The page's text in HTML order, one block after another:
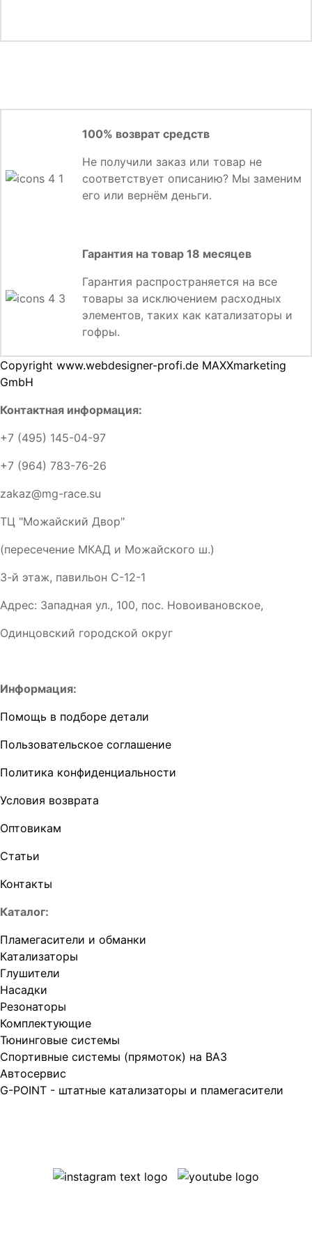
100% возврат средств
Не получили заказ или товар не
соответствует описанию? Мы заменим
его или вернём деньги.
Гарантия на товар 18 месяцев
Гарантия распространяется на все
товары за исключением расходных
элементов, таких как катализаторы и
гофры.
Copyright www.webdesigner-profi.de MAXXmarketing
GmbH
Контактная информация:
+7 (495) 145-04-97
+7 (964) 783-76-26
zakaz@mg-race.su
ТЦ "Можайский Двор"
(пересечение МКАД и Можайского ш.)
3-й этаж, павильон С-12-1
Адрес: Западная ул., 100, пос. Новоивановское,
Одинцовский городской округ
Информация:
Помощь в подборе детали
Пользовательское соглашение
Политика конфиденциальности
Условия возврата
Оптовикам
Статьи
Контакты
Каталог:
Пламегасители и обманки
Катализаторы
Глушители
Насадки
Резонаторы
Комплектующие
Тюнинговые системы
Спортивные системы (прямоток) на ВАЗ
Автосервис
G-POINT - штатные катализаторы и пламегасители